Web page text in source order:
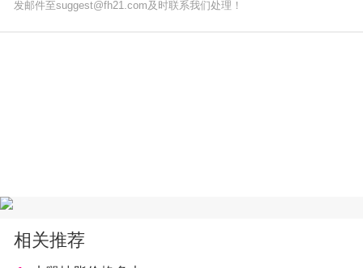
发邮件至suggest@fh21.com及时联系我们处理！
相关推荐